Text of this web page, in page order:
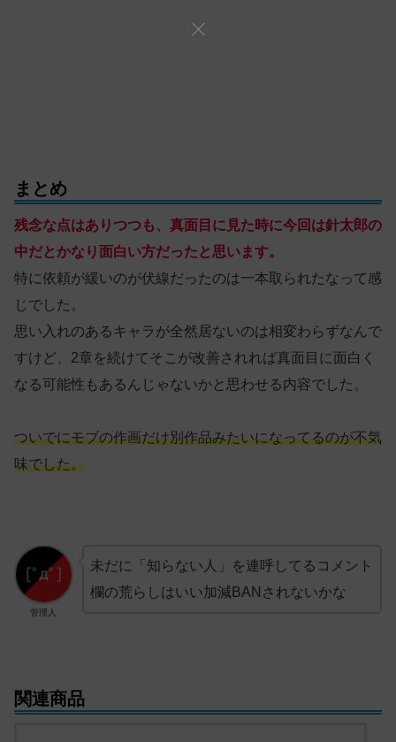
まとめ
残念な点はありつつも、真面目に見た時に今回は針太郎の
中だとかなり面白い方だったと思います。
特に依頼が緩いのが伏線だったのは一本取られたなって感
じでした。
思い入れのあるキャラが全然居ないのは相変わらずなんで
すけど、2章を続けてそこが改善されれば真面目に面白く
なる可能性もあるんじゃないかと思わせる内容でした。
ついでにモブの作画だけ別作品みたいになってるのが不気
味でした。
管理人
未だに「知らない人」を連呼してるコメント
欄の荒らしはいい加減BANされないかな
関連商品